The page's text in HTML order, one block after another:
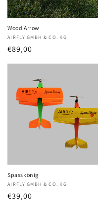
Wood Arrow
Anbieter:
AIRFLY GMBH & CO. KG
Normaler
€89,00
Spasskönig
Anbieter:
AIRFLY GMBH & CO. KG
Normaler
€39,00